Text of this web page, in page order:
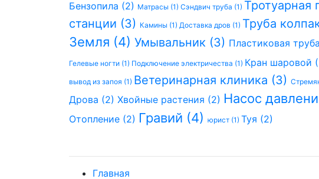
Бензопила (2) Матрасы (1) Сэндвич труба (1) Тротуарная
станции (3) Камины (1) Доставка дров (1) Труба
Земля (4) Умывальник (3) Пластиковая
Гелевые ногти (1) Подключение электричества (1) Кран шаровой
вывод из запоя (1) Ветеринарная клиника (3)
Дрова (2) Хвойные растения (2) Насос
Отопление (2) Гравий (4) юрист (1) Туя (2)
Главная